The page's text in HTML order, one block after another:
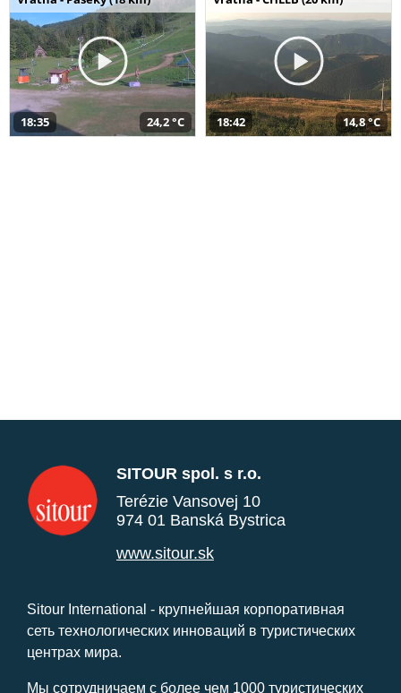
18:35 24,2 °C 18:42 14,8 °C
SITOUR spol. s r.o.
Terézie Vansovej 10
974 01 Banská Bystrica
www.sitour.sk
Sitour International - крупнейшая корпоративная
сеть технологических инноваций в туристических
центрах мира.
Мы сотрудничаем с более чем 1000 туристических